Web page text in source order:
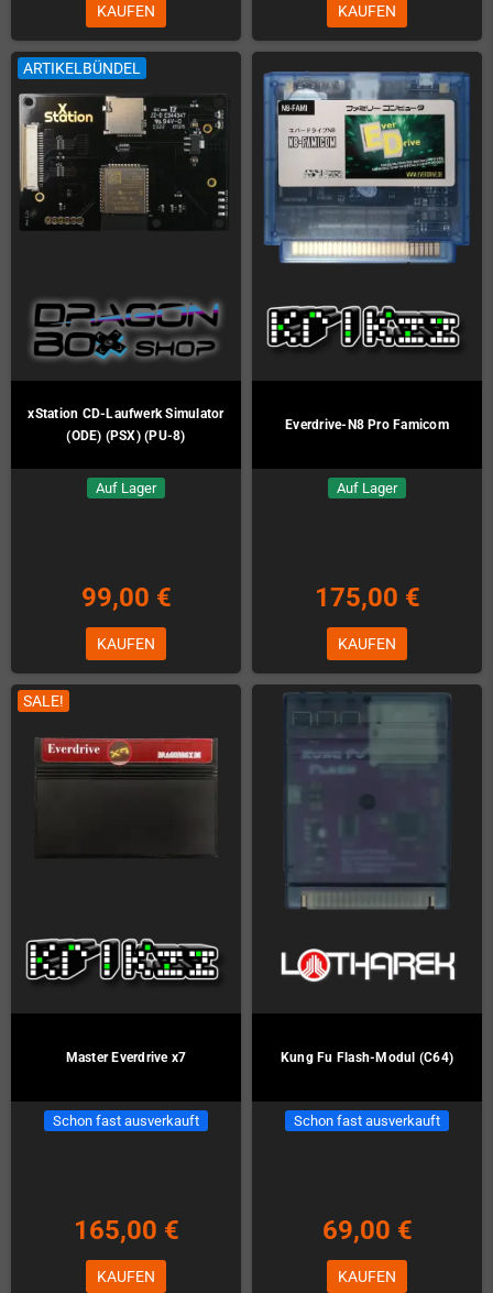
KAUFEN KAUFEN
ARTIKELBÜNDEL
xStation CD-Laufwerk Simulator
(ODE) (PSX) (PU-8)
Auf Lager
99,00 €
KAUFEN
Everdrive-N8 Pro Famicom
Auf Lager
175,00 €
KAUFEN
SALE!
Master Everdrive x7
Schon fast ausverkauft
165,00 €
KAUFEN
Kung Fu Flash-Modul (C64)
Schon fast ausverkauft
69,00 €
KAUFEN